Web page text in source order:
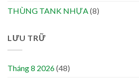
THÙNG TANK NHỰA(8)
LƯU TRỮ
Tháng 8 2026(48)